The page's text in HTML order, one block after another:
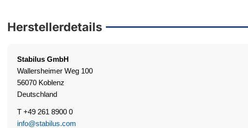
Herstellerdetails
Stabilus GmbH
Wallersheimer Weg 100
56070 Koblenz
Deutschland
T +49 261 8900 0
info@stabilus.com